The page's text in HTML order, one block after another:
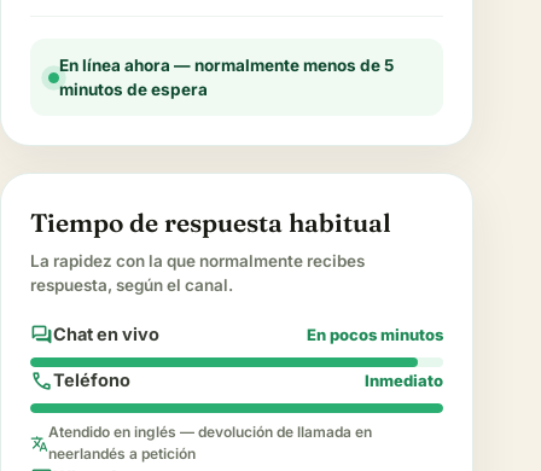
En línea ahora — normalmente menos de 5
minutos de espera
Tiempo de respuesta habitual
La rapidez con la que normalmente recibes
respuesta, según el canal.
forumChat en vivo En pocos minutos
callTeléfono Inmediato
translateAtendido en inglés — devolución de llamada en
neerlandés a petición